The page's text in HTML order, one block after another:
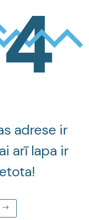
adrese ir
arī lapa ir